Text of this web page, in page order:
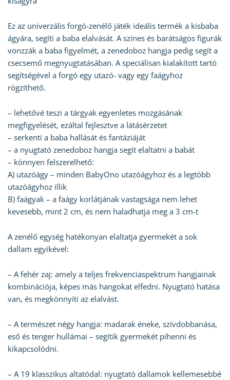
Ez az univerzális forgó-zenélő játék ideális termék a kisbaba
ágyára, segíti a baba elalvását. A színes és barátságos figurák
vonzzák a baba figyelmét, a zenedoboz hangja pedig segít a
csecsemő megnyugtatásában. A speciálisan kialakított tartó
segítségével a forgó egy utazó- vagy egy faágyhoz
rögzíthető.
– lehetővé teszi a tárgyak egyenletes mozgásának
megfigyelését, ezáltal fejlesztve a látásérzetet
– serkenti a baba hallását és fantáziáját
– a nyugtató zenedoboz hangja segít elaltatni a babát
– könnyen felszerelhető:
A) utazóágy – minden BabyOno utazóágyhoz és a legtöbb
utazóágyhoz illik
B) faágyak – a faágy korlátjának vastagsága nem lehet
kevesebb, mint 2 cm, és nem haladhatja meg a 3 cm-t
A zenélő egység hatékonyan elaltatja gyermekét a sok
dallam egyikével:
– A fehér zaj: amely a teljes frekvenciaspektrum hangjainak
kombinációja, képes más hangokat elfedni. Nyugtató hatása
van, és megkönnyíti az elalvást.
– A természet négy hangja: madarak éneke, szívdobbanása,
eső és tenger hullámai – segítik gyermekét pihenni és
kikapcsolódni.
– A 19 klasszikus altatódal: nyugtató dallamok kellemesebbé